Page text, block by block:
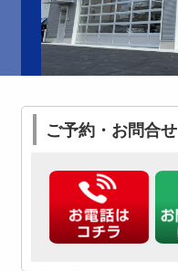
ご予約・お問合せ